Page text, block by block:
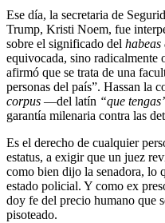
Ese día, la secretaria de
Trump, Kristi Noem, fue
sobre el significado del habeas
equivocada, sino radicalmente
afirmó que se trata de una
personas del país”. Hassan la
corpus —del latín “que
garantía milenaria contra las
Es el derecho de cualquier
estatus, a exigir que un juez
como bien dijo la senadora, lo
estado policial. Y como ex
doy fe del precio humano que
pisoteado.